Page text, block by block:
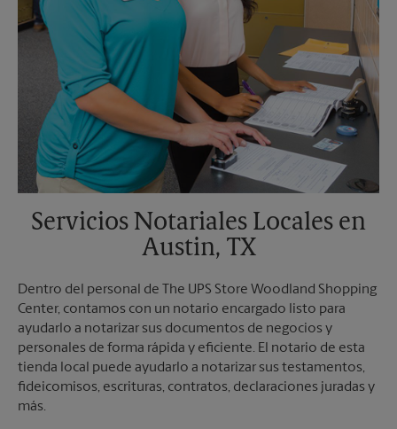
Servicios Notariales Locales en
Austin, TX
Dentro del personal de The UPS Store Woodland Shopping
Center, contamos con un notario encargado listo para
ayudarlo a notarizar sus documentos de negocios y
personales de forma rápida y eficiente. El notario de esta
tienda local puede ayudarlo a notarizar sus testamentos,
fideicomisos, escrituras, contratos, declaraciones juradas y
más.